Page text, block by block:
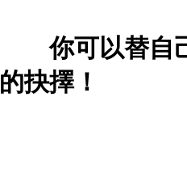
你可以替自己
的抉擇！